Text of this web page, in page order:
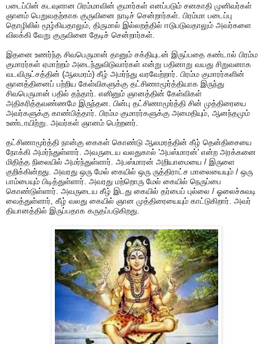
படைப்பின் கடவுளான பிரம்மாவின் குமார்கள் எனப்படும் சனகாதி முனிவர்கள்
ஞானம் பெறுவதற்காக குருவினை நாடிச் சென்றார்கள். பிரம்மா படைப்பு
தொழிலில் மூழ்கியதாலும், திருமால் இல்லறத்தில் ஈடுபடுவதாலும் அவர்களை
விலக்கி வேறு குருவினை தேடிச் சென்றார்கள்.
இதனை உணர்ந்த சிவபெருமான் தானும் சக்தியுடன் இருப்பதை கண்டால் பிரம்ம
குமாரர்கள் ஏமாற்றம் அடைந்துவிடுவார்கள் என்று பதினாறு வயது சிறுவனாக
வடவிருட்சத்தின் (ஆலமரம்) கீழ் அமர்ந்து வரவேற்றார். பிரம்ம குமாரர்களின்
ஞானத்தினைப் பற்றிய கேள்விகளுக்கு தட்சிணாமூர்த்தியாக இருந்து
சிவபெருமான் பதில் தந்தார். எனினும் ஞானத்தின் கேள்விகள்
அதிகரித்தவண்ணமே இருந்தன. பின்பு தட்சிணாமூர்த்தி சின் முத்திரையை
அவர்களுக்கு காண்பித்தார். பிரம்ம குமாரர்களுக்கு அமைதியும், ஆனந்தமும்
உண்டாயிற்று. அவர்கள் ஞானம் பெற்றனர்.
தட்சிணாமூர்த்தி நான்கு கைகள் கொண்டு ஆலமரத்தின் கீழ் தென்திசையை
நோக்கி அமர்ந்துள்ளார். அவருடைய வலதுகால் 'அபஸ்மாரன்' என்ற அரக்கனை
மிதித்த நிலையில் அமர்ந்துள்ளார். அபஸ்மாரன் அறியாமையை / இருளை
குறிக்கின்றது. அவரது ஒரு மேல் கையில் ஒரு ருத்திராட்ச மாலையையும் / ஒரு
பாம்பையும் பிடித்துள்ளார். அவரது மற்றொரு மேல் கையில் நெருப்பை
கொண்டுள்ளார். அவருடைய கீழ் இடது கையில் தர்பைப் புல்லை / ஓலைச்சுவடி
வைத்துள்ளார், கீழ் வலது கையில் ஞான முத்திரையையும் காட்டுகிறார். அவர்
தியானத்தில் இருப்பதாக கருதப்படுகிறது.